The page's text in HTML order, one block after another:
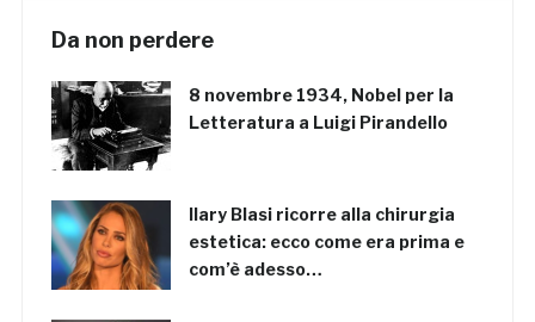
Da non perdere
8 novembre 1934, Nobel per la
Letteratura a Luigi Pirandello
Ilary Blasi ricorre alla chirurgia
estetica: ecco come era prima e
com’è adesso…